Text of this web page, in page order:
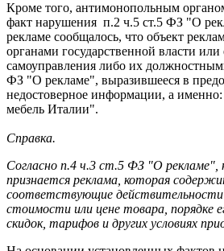
Кроме того, антимонопольным
факт нарушения п.2 ч.5 ст.5 ФЗ "О
рекламе сообщалось, что объект
органами государственной власти
самоуправления либо их
ФЗ "О рекламе", выразившееся в
недостоверное информации, а
мебель Италии".
Справка.
Согласно п.4 ч.3 ст.5 ФЗ "О рекламе",
признается реклама, которая
соответствующие действительности
стоимости или цене товара, порядке
скидок, тарифов и других условиях